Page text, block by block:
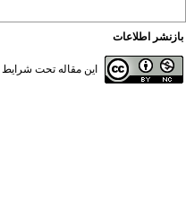
بازنشر اطلاعات
این مقاله تحت شرایط